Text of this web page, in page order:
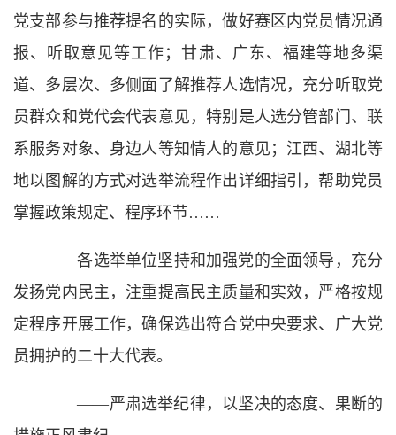
党支部参与推荐提名的实际，做好赛区内党员情况通
报、听取意见等工作；甘肃、广东、福建等地多渠
道、多层次、多侧面了解推荐人选情况，充分听取党
员群众和党代会代表意见，特别是人选分管部门、联
系服务对象、身边人等知情人的意见；江西、湖北等
地以图解的方式对选举流程作出详细指引，帮助党员
掌握政策规定、程序环节……
各选举单位坚持和加强党的全面领导，充分
发扬党内民主，注重提高民主质量和实效，严格按规
定程序开展工作，确保选出符合党中央要求、广大党
员拥护的二十大代表。
——严肃选举纪律，以坚决的态度、果断的